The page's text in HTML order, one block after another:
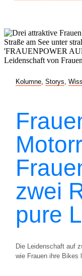
Kolumne Storys
zwei
pure
Die Leidenschaft auf
wie Frauen ihre Bikes